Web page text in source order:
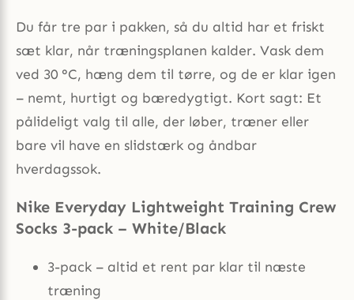
Du får tre par i pakken, så du altid har et friskt
sæt klar, når træningsplanen kalder. Vask dem
ved 30 °C, hæng dem til tørre, og de er klar igen
– nemt, hurtigt og bæredygtigt. Kort sagt: Et
pålideligt valg til alle, der løber, træner eller
bare vil have en slidstærk og åndbar
hverdagssok.
Nike Everyday Lightweight Training Crew
Socks 3-pack – White/Black
3-pack – altid et rent par klar til næste
træning